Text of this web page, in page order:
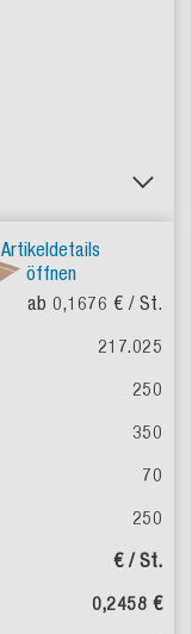
Artikeldetails
öffnen
ab 0,1676 € / St.
217.025
250
350
70
250
€ / St.
0,2458 €